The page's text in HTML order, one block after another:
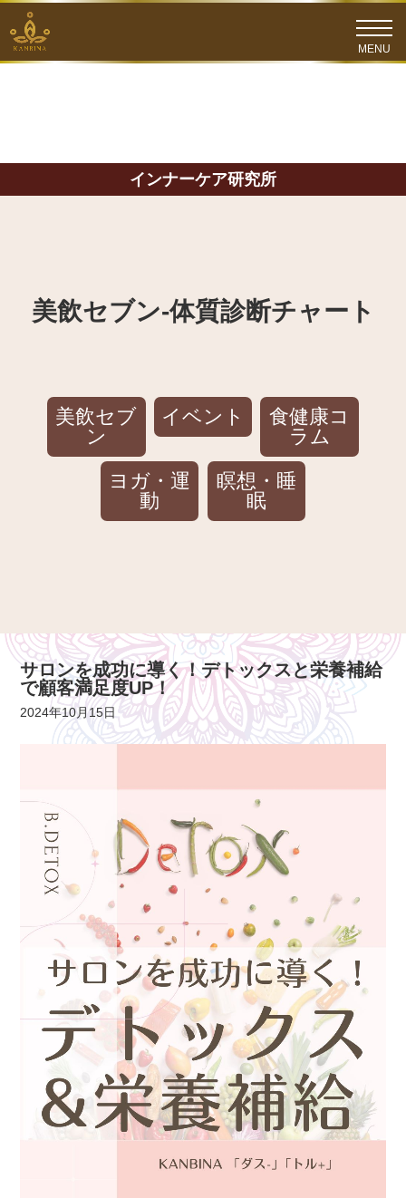
インナーケア研究所
美飲セブン‐体質診断チャート
美飲セブ
ン
イベント
食健康コ
ラム
ヨガ・運
動
瞑想・睡
眠
サロンを成功に導く！デトックスと栄養補給
で顧客満足度UP！
2024年10月15日